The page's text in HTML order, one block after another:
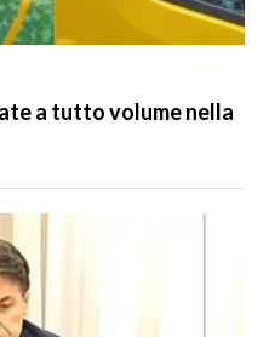
a tutto volume nella